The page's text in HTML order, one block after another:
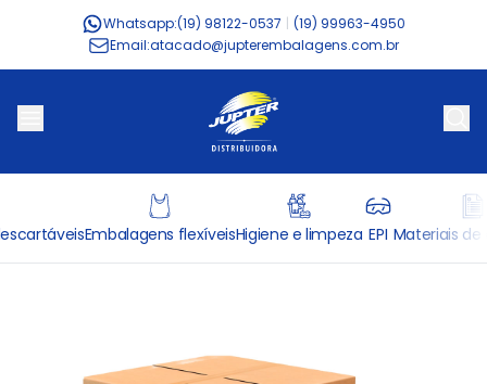
Whatsapp:(19) 98122-0537
(19) 99963-4950
Email:atacado@jupterembalagens.com.br
Embalagens flexíveisHigiene e limpeza EPI Materiais de